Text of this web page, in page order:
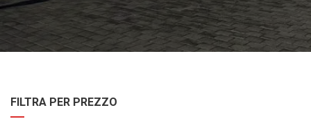
FILTRA PER PREZZO